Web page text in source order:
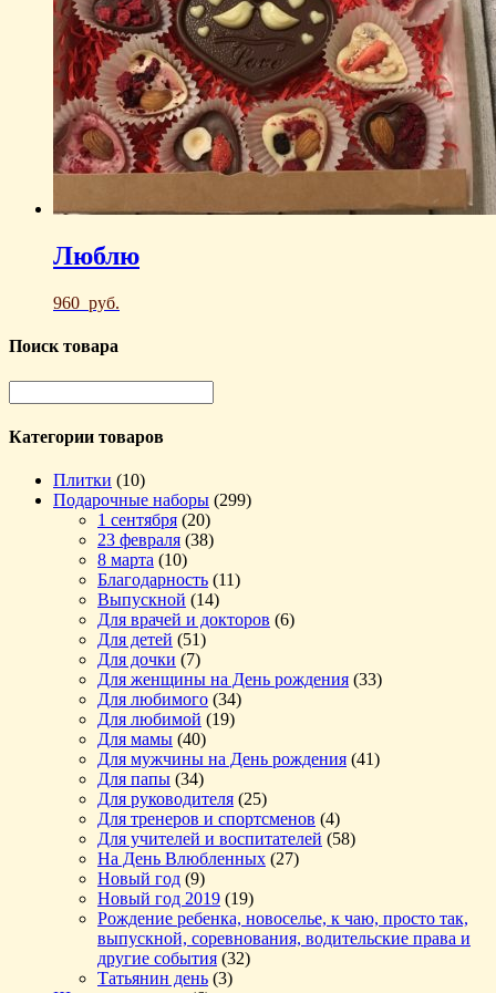
Люблю
960 руб.
Поиск товара
Категории товаров
Плитки (10)
Подарочные наборы (299)
1 сентября (20)
23 февраля (38)
8 марта (10)
Благодарность (11)
Выпускной (14)
Для врачей и докторов (6)
Для детей (51)
Для дочки (7)
Для женщины на День рождения (33)
Для любимого (34)
Для любимой (19)
Для мамы (40)
Для мужчины на День рождения (41)
Для папы (34)
Для руководителя (25)
Для тренеров и спортсменов (4)
Для учителей и воспитателей (58)
На День Влюбленных (27)
Новый год (9)
Новый год 2019 (19)
Рождение ребенка, новоселье, к чаю, просто так,
выпускной, соревнования, водительские права и
другие события (32)
Татьянин день (3)